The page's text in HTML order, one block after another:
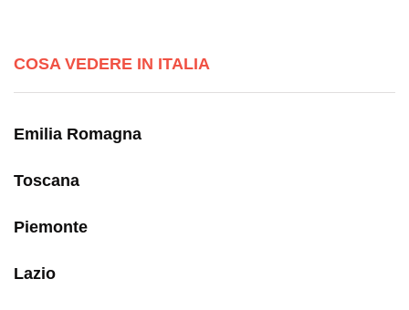
COSA VEDERE IN ITALIA
Emilia Romagna
Toscana
Piemonte
Lazio